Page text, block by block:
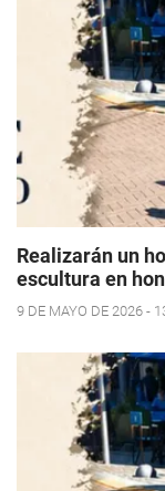
Realizarán un
escultura en
9 DE MAYO DE 2026 -